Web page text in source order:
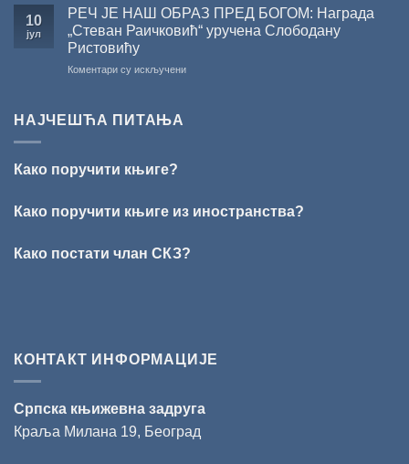
„Стеван
Раичковић”
ТАЛЕНАТ
ИЗ
ВРШЦА:
Кирилов
10
јул
РЕЧ ЈЕ НАШ ОБРАЗ ПРЕД БОГОМ: Награда
„Стеван Раичковић“ уручена Слободану
Ристовићу
Коментари су искљученина
Раичковић“
Ристовићу
НАЈЧЕШЋА ПИТАЊА
Како поручити књиге?
Како поручити књиге из иностранства?
Како постати члан СКЗ?
КОНТАКТ ИНФОРМАЦИЈЕ
Српска књижевна задруга
Краља Милана 19, Београд